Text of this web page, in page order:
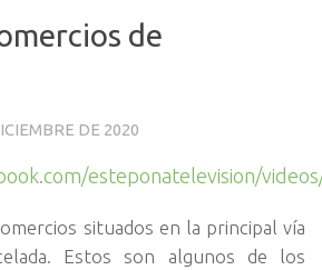
de
DE 2020
esteponatelevision/
situados en la principal vía
Estos son algunos de los